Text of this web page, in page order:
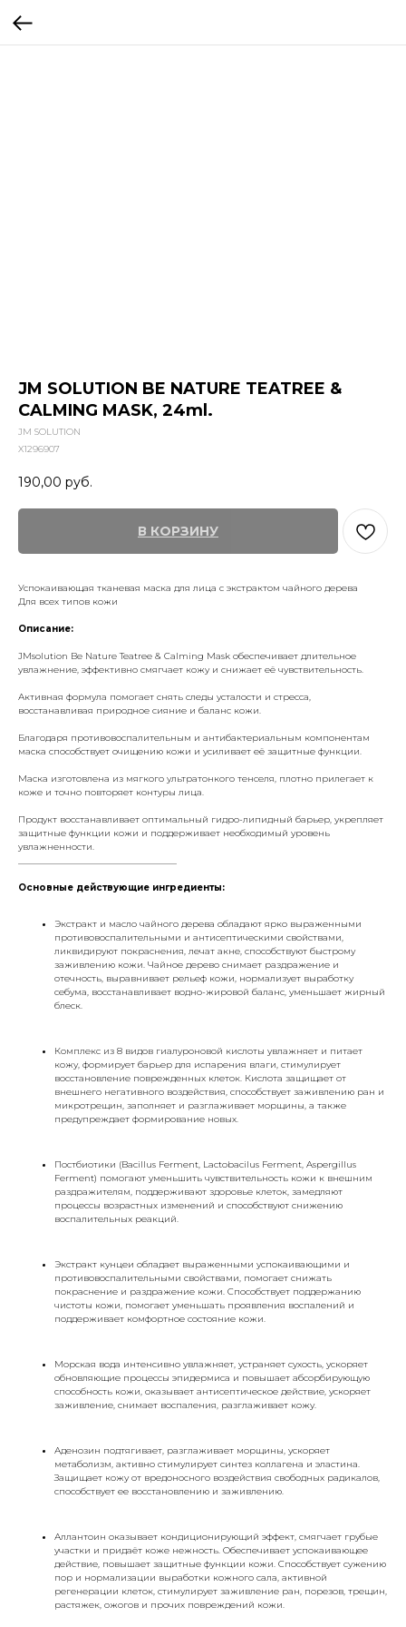
JM SOLUTION BE NATURE TEATREE &
CALMING MASK, 24ml.
JM SOLUTION
X1296907
190,00 руб.
В КОРЗИНУ
Успокаивающая тканевая маска для лица с экстрактом чайного дерева
Для всех типов кожи
Описание:
JMsolution Be Nature Teatree & Calming Mask обеспечивает длительное
увлажнение, эффективно смягчает кожу и снижает её чувствительность.
Активная формула помогает снять следы усталости и стресса,
восстанавливая природное сияние и баланс кожи.
Благодаря противовоспалительным и антибактериальным компонентам
маска способствует очищению кожи и усиливает её защитные функции.
Маска изготовлена из мягкого ультратонкого тенселя, плотно прилегает к
коже и точно повторяет контуры лица.
Продукт восстанавливает оптимальный гидро-липидный барьер, укрепляет
защитные функции кожи и поддерживает необходимый уровень
увлажненности.
Основные действующие ингредиенты:
Экстракт и масло чайного дерева обладают ярко выраженными
противовоспалительными и антисептическими свойствами,
ликвидируют покраснения, лечат акне, способствуют быстрому
заживлению кожи. Чайное дерево снимает раздражение и
отечность, выравнивает рельеф кожи, нормализует выработку
себума, восстанавливает водно-жировой баланс, уменьшает жирный
блеск.
Комплекс из 8 видов гиалуроновой кислоты увлажняет и питает
кожу, формирует барьер для испарения влаги, стимулирует
восстановление поврежденных клеток. Кислота защищает от
внешнего негативного воздействия, способствует заживлению ран и
микротрещин, заполняет и разглаживает морщины, а также
предупреждает формирование новых.
Постбиотики (Bacillus Ferment, Lactobacilus Ferment, Aspergillus
Ferment) помогают уменьшить чувствительность кожи к внешним
раздражителям, поддерживают здоровье клеток, замедляют
процессы возрастных изменений и способствуют снижению
воспалительных реакций.
Экстракт кунцеи обладает выраженными успокаивающими и
противовоспалительными свойствами, помогает снижать
покраснение и раздражение кожи. Способствует поддержанию
чистоты кожи, помогает уменьшать проявления воспалений и
поддерживает комфортное состояние кожи.
Морская вода интенсивно увлажняет, устраняет сухость, ускоряет
обновляющие процессы эпидермиса и повышает абсорбирующую
способность кожи, оказывает антисептическое действие, ускоряет
заживление, снимает воспаления, разглаживает кожу.
Аденозин подтягивает, разглаживает морщины, ускоряет
метаболизм, активно стимулирует синтез коллагена и эластина.
Защищает кожу от вредоносного воздействия свободных радикалов,
способствует ее восстановлению и заживлению.
Аллантоин оказывает кондиционирующий эффект, смягчает грубые
участки и придаёт коже нежность. Обеспечивает успокаивающее
действие, повышает защитные функции кожи. Способствует сужению
пор и нормализации выработки кожного сала, активной
регенерации клеток, стимулирует заживление ран, порезов, трещин,
растяжек, ожогов и прочих повреждений кожи.